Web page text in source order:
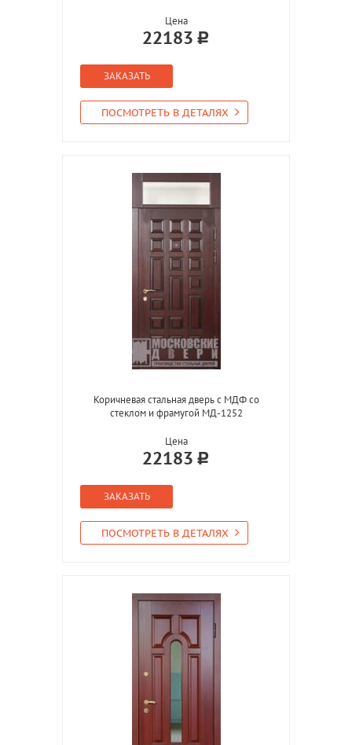
Цена
22183
ЗАКАЗАТЬ
ПОСМОТРЕТЬ В ДЕТАЛЯХ
Коричневая стальная дверь с МДФ со
стеклом и фрамугой МД-1252
Цена
22183
ЗАКАЗАТЬ
ПОСМОТРЕТЬ В ДЕТАЛЯХ